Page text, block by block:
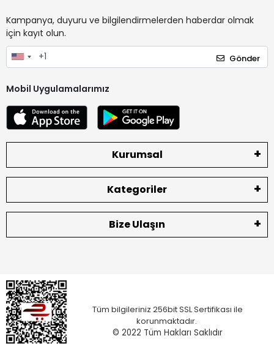
Kampanya, duyuru ve bilgilendirmelerden haberdar olmak
için kayıt olun.
Gönder
Mobil Uygulamalarımız
Kurumsal
Kategoriler
Bize Ulaşın
Tüm bilgileriniz 256bit SSL Sertifikası ile
korunmaktadır.
© 2022 Tüm Hakları Saklıdır